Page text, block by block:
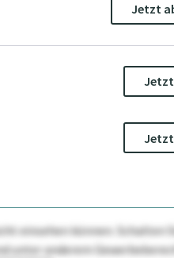
Jetzt
einsehen können. Schalten
unter anderem